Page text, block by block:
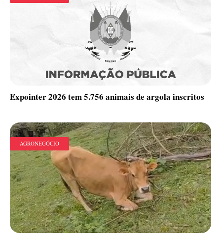
Expointer 2026 tem 5.756 animais de argola inscritos
AGRONEGÓCIO